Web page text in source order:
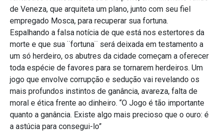
de Veneza, que arquiteta um plano, junto com seu fiel
empregado Mosca, para recuperar sua fortuna.
Espalhando a falsa notícia de que está nos estertores da
morte e que sua ¨fortuna¨ será deixada em testamento a
um só herdeiro, os abutres da cidade começam a oferecer
toda espécie de favores para se tornarem herdeiros. Um
jogo que envolve corrupção e sedução vai revelando os
mais profundos instintos de ganância, avareza, falta de
moral e ética frente ao dinheiro. “O Jogo é tão importante
quanto a ganância. Existe algo mais precioso que o ouro: é
a astúcia para consegui-lo”